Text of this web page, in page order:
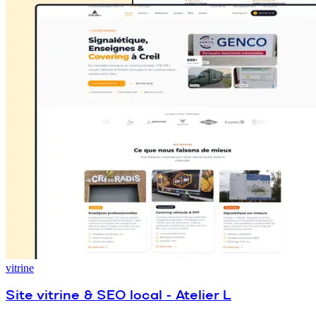
vitrine
Site vitrine & SEO local - Atelier L